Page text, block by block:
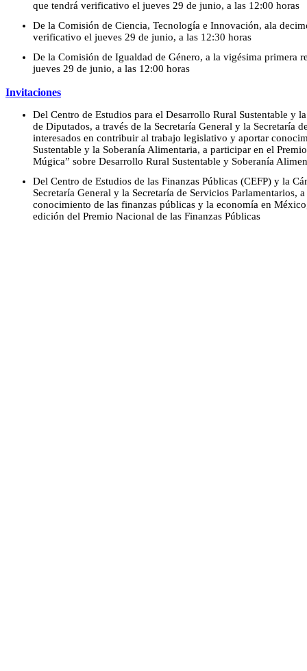
que tendrá verificativo el jueves 29 de junio, a las 12:00 horas
De la Comisión de Ciencia, Tecnología e Innovación, ala
verificativo el jueves 29 de junio, a las 12:30 horas
De la Comisión de Igualdad de Género, a la vigésima primera
jueves 29 de junio, a las 12:00 horas
Invitaciones
Del Centro de Estudios para el Desarrollo Rural Sustentable y
de Diputados, a través de la Secretaría General y la Secretaría
interesados en contribuir al trabajo legislativo y aportar
Sustentable y la Soberanía Alimentaria, a participar en el
Múgica” sobre Desarrollo Rural Sustentable y Soberanía
Del Centro de Estudios de las Finanzas Públicas (CEFP) y la
Secretaría General y la Secretaría de Servicios Parlamentarios,
conocimiento de las finanzas públicas y la economía en
edición del Premio Nacional de las Finanzas Públicas